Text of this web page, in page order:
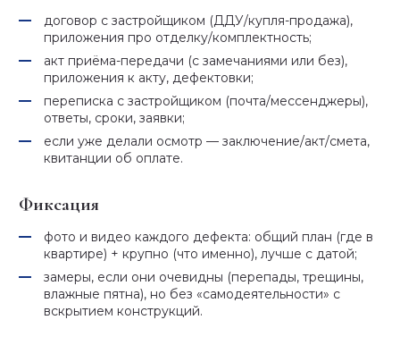
договор с застройщиком (ДДУ/купля-продажа),
приложения про отделку/комплектность;
акт приёма-передачи (с замечаниями или без),
приложения к акту, дефектовки;
переписка с застройщиком (почта/мессенджеры),
ответы, сроки, заявки;
если уже делали осмотр — заключение/акт/смета,
квитанции об оплате.
Фиксация
фото и видео каждого дефекта: общий план (где в
квартире) + крупно (что именно), лучше с датой;
замеры, если они очевидны (перепады, трещины,
влажные пятна), но без «самодеятельности» с
вскрытием конструкций.